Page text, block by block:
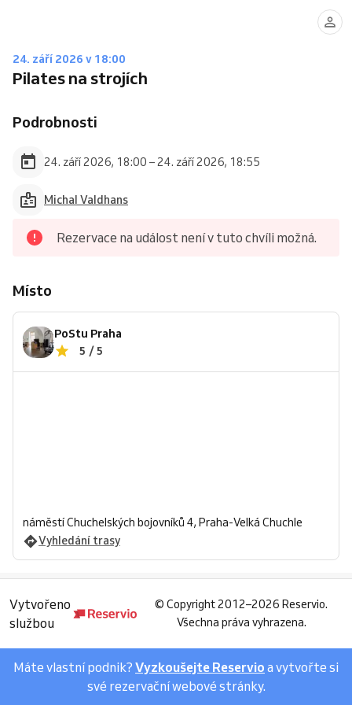
24. září 2026 v 18:00
Pilates na strojích
Podrobnosti
24. září 2026, 18:00 – 24. září 2026, 18:55
Michal Valdhans
Rezervace na událost není v tuto chvíli možná.
Místo
PoStu Praha
5 / 5
náměstí Chuchelských bojovníků 4, Praha-Velká Chuchle
Vyhledání trasy
Vytvořeno
službou
© Copyright 2012–2026 Reservio.
Všechna práva vyhrazena.
Máte vlastní podnik? Vyzkoušejte Reservio a vytvořte si
své rezervační webové stránky.